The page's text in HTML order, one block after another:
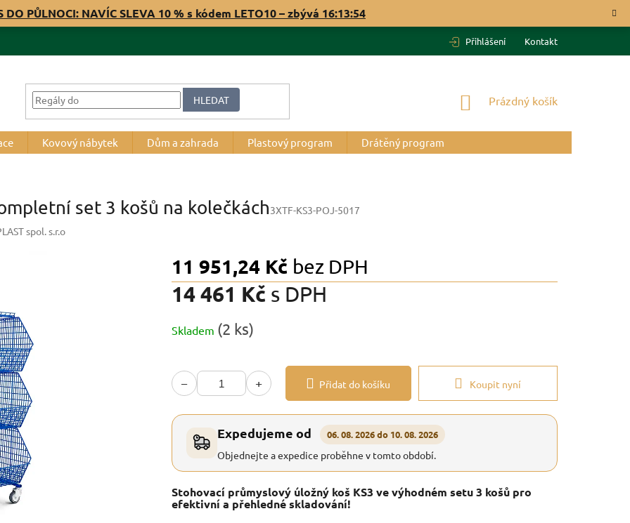
DO PŮLNOCI: NAVÍC SLEVA 10 % s kódem LETO10 – zbývá 16:13:53
Přihlášení Kontakt
HLEDAT
NÁKUPNÍ
Prázdný košík
Kovový nábytek Dům a zahrada Plastový program Drátěný program
set 3 košů na kolečkách3XTF-KS3-POJ-5017
spol. s.r.o
11 951,24 Kč bez DPH
14 461 Kč s DPH
cena:
Skladem (2 ks)
− + Přidat do košíku Koupit nyní
Expedujeme od 06. 08. 2026 do 10. 08. 2026
Objednejte a expedice proběhne v tomto období.
Stohovací průmyslový úložný koš KS3 ve výhodném setu 3 košů pro
efektivní a přehledné skladování!